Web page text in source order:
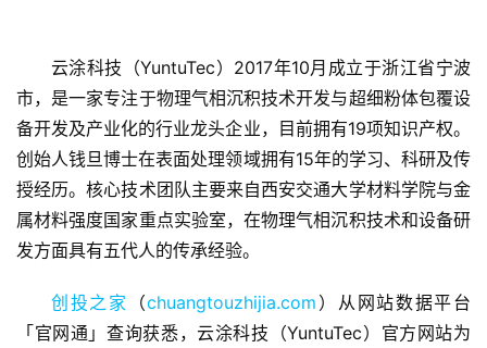
首
页
融
资
报
道
业
云涂科技（YuntuTec）2017年10月成立于浙江省宁波
市，是一家专注于物理气相沉积技术开发与超细粉体包覆设
备开发及产业化的行业龙头企业，目前拥有19项知识产权。
创始人钱旦博士在表面处理领域拥有15年的学习、科研及传
授经历。核心技术团队主要来自西安交通大学材料学院与金
属材料强度国家重点实验室，在物理气相沉积技术和设备研
发方面具有五代人的传承经验。
创投之家 （chuangtouzhijia.com ）从网站数据平台
「官网通」查询获悉，云涂科技（YuntuTec）官方网站为